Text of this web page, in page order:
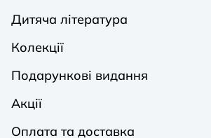
Дитяча література
Колекції
Подарункові видання
Акції
Оплата та доставка